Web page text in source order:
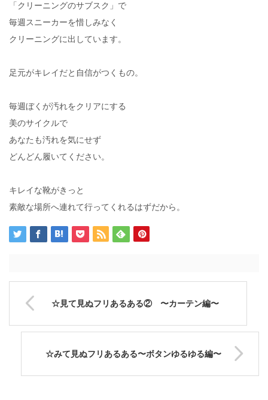
「クリーニングのサブスク」で
毎週スニーカーを惜しみなく
クリーニングに出しています。
足元がキレイだと自信がつくもの。
毎週ぼくが汚れをクリアにする
美のサイクルで
あなたも汚れを気にせず
どんどん履いてください。
キレイな靴がきっと
素敵な場所へ連れて行ってくれるはずだから。
☆見て見ぬフリあるある② 〜カーテン編〜
☆みて見ぬフリあるある〜ボタンゆるゆる編〜